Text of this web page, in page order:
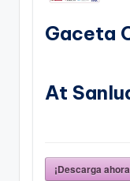
Gaceta
At
¡Descarga